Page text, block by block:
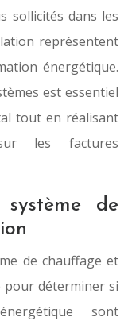
sollicités dans les
représentent
énergétique.
est essentiel
tout en réalisant
les factures
de
de chauffage et
pour déterminer si
sont